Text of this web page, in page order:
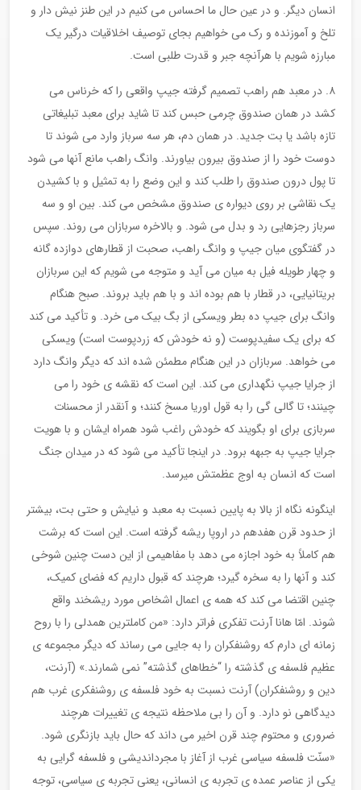
انسان دیگر. و در عین حال ما احساس می کنیم در این طنز نیش دار و
تلخ و آموزنده و رک می خواهیم بجای توصیف اخلاقیات درگیر یک
مبارزه شویم با هرآنچه جبر و قدرت طلبی است.
۸. در معبد هم راهب تصمیم گرفته جیپ واقعی را که خرناس می
کشد در همان صندوق چرمی حبس کند تا شاید برای معبد تبلیغاتی
تازه باشد یا بت جدید. در همان دم، هر سه سرباز وارد می شوند تا
دوست خود را از صندوق بیرون بیاورند. وانگ راهب مانع آنها می شود
تا پول درون صندوق را طلب کند و این وضع را به تمثیل و با کشیدن
یک نقاشی بر روی دیواره ی صندوق مشخص می کند. بین او و سه
سرباز رجزهایی رد و بدل می شود. و بالاخره سربازان می روند. سپس
در گفتگوی میان جیپ و وانگ راهب، صحبت از قطارهای دوازده گانه
و چهار طویله فیل به میان می آید و متوجه می شویم که این سربازان
بریتانیایی، در قطار با هم بوده اند و با هم باید بروند. صبح هنگام
وانگ برای جیپ ده بطر ویسکی از بگ بیک می خرد. و تأکید می کند
که برای یک سفیدپوست (و نه خودش که زردپوست است) ویسکی
می خواهد. سربازان در این هنگام مطمئن شده اند که دیگر وانگ دارد
از جرایا جیپ نگهداری می کند. این است که نقشه ی خود را می
چینند؛ تا گالی گی را به قول اوریا مسخ کنند؛ و آنقدر از محسنات
سربازی برای او بگویند که خودش راغب شود همراه ایشان و با هویت
جرایا جیپ به جبهه برود. در اینجا تأکید می شود که در میدان جنگ
است که انسان به اوج عظمتش میرسد.
اینگونه نگاه از بالا به پایین نسبت به معبد و نیایش و حتی بت، بیشتر
از حدود قرن هفدهم در اروپا ریشه گرفته است. این است که برشت
هم کاملاً به خود اجازه می دهد با مفاهیمی از این دست چنین شوخی
کند و آنها را به سخره گیرد؛ هرچند که قبول داریم که فضای کمیک،
چنین اقتضا می کند که همه ی اعمال اشخاص مورد ریشخند واقع
شوند. امّا هانا آرنت تفکری فراتر دارد: «من کاملترین همدلی را با روح
زمانه ای دارم که روشنفکران را به جایی می رساند که دیگر مجموعه ی
عظیم فلسفه ی گذشته را “خطاهای گذشته” نمی شمارند.» (آرنت،
دین و روشنفکران) آرنت نسبت به خود فلسفه ی روشنفکری غرب هم
دیدگاهی نو دارد. و آن را بی ملاحظه نتیجه ی تغییرات هرچند
ضروری و محتوم چند قرن اخیر می داند که حال باید بازنگری شود.
«سنّت فلسفه سیاسی غرب از آغاز با مجرداندیشی و فلسفه گرایی به
یکی از عناصر عمده ی تجربه ی انسانی، یعنی تجربه ی سیاسی، توجه